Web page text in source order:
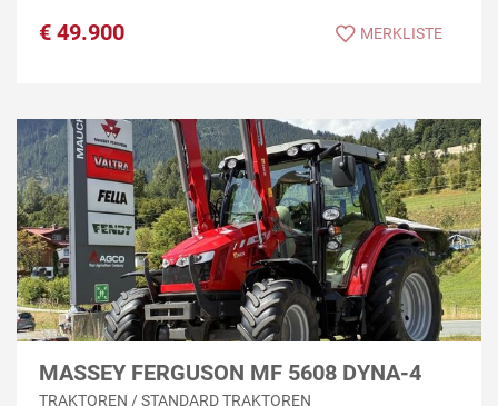
€ 49.900 MERKLISTE
MASSEY FERGUSON MF 5608 DYNA-4
TRAKTOREN / STANDARD TRAKTOREN